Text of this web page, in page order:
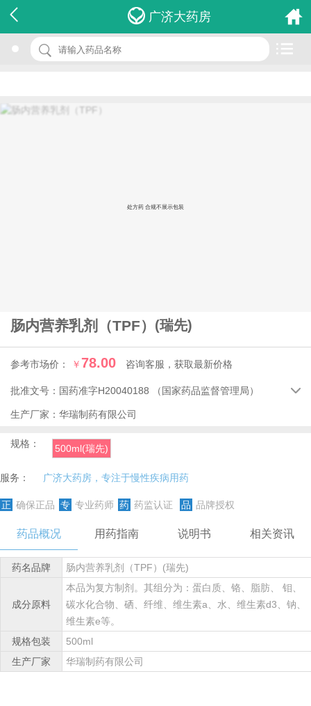
广济大药房
处方药 合规不展示包装
肠内营养乳剂（TPF） (瑞先)
参考市场价： ￥ 78.00 咨询客服，获取最新价格
名 称：肠内营养乳剂（TPF）
品 牌：(瑞先)
价 格：￥78.00
批准文号： 国药准字H20040188 （国家药品监督管理局） 
生产厂家： 华瑞制药有限公司
规格： 500ml(瑞先)
服务： 广济大药房，专注于慢性疾病用药
正 确保正品 专 专业药师 药 药监认证 品 品牌授权
药品概况 用药指南 说明书 相关资讯
药名品牌 肠内营养乳剂（TPF）(瑞先)
成分原料
本品为复方制剂。其组分为：蛋白质、铬、脂肪、 钼、
碳水化合物、硒、纤维、维生素a、水、维生素d3、钠、
维生素e等。
规格包装
500ml
生产厂家
华瑞制药有限公司